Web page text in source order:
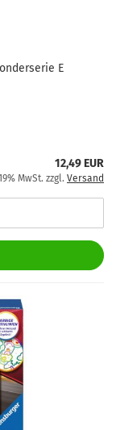
E
12,49 EUR
MwSt. zzgl. Versand